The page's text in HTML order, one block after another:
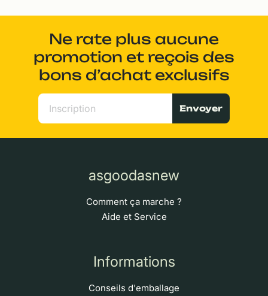
Ne rate plus aucune
promotion et reçois des
bons d’achat exclusifs
Envoyer
asgoodasnew
Comment ça marche ?
Aide et Service
Informations
Conseils d'emballage